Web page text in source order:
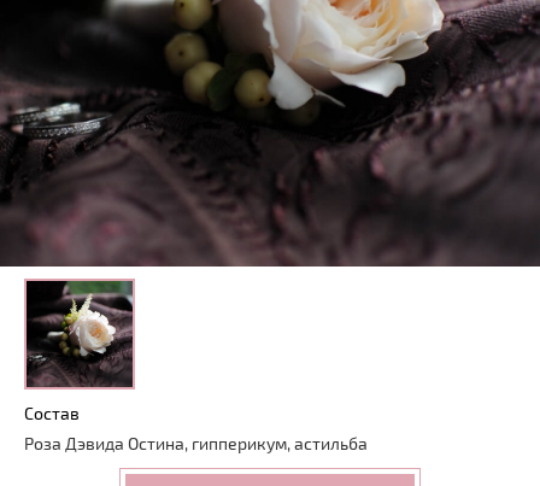
Состав
Роза Дэвида Остина, гипперикум, астильба